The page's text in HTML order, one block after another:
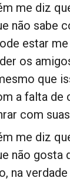
me diz
não sabe
estar
os
que
a falta
com
me diz
não gosta
na